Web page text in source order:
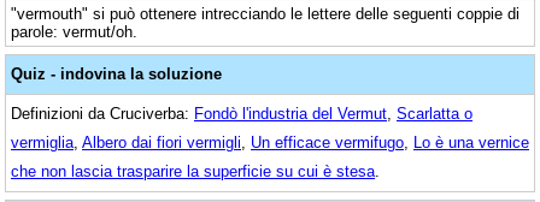
"vermouth" si può ottenere intrecciando le lettere delle seguenti coppie di
parole: vermut/oh.
Quiz - indovina la soluzione
Definizioni da Cruciverba: Fondò l'industria del Vermut Scarlatta o
vermiglia Albero dai fiori vermigli Un efficace vermifugo Lo è una vernice
che non lascia trasparire la superficie su cui è stesa